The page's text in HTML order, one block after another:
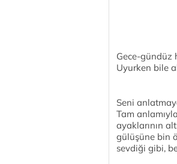
Gece-gündüz
Uyurken bile
Seni
Tam
ayaklarının
gülüşüne bin
sevdiği gibi,